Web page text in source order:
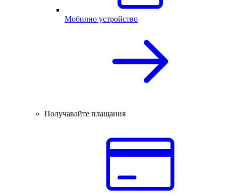
Мобилно устройство
Получавайте плащания